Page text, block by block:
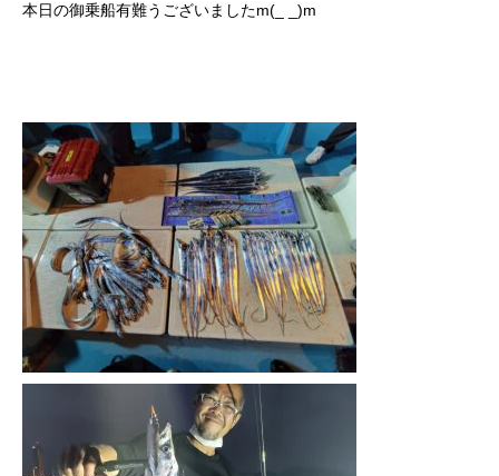
本日の御乗船有難うございましたm(_ _)m